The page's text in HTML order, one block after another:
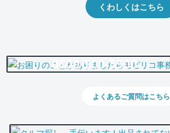
くわしくはこちら
0800-500-5500
よくあるご質問はこちら